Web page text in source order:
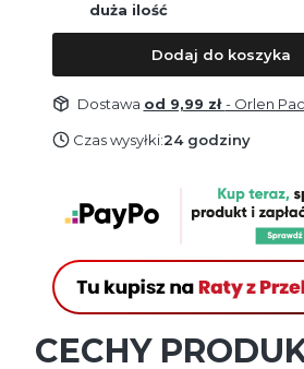
duża ilość
Dodaj do koszyka
Dostawa od 9,99 zł- Orlen
Czas wysyłki:24 godziny
CECHY